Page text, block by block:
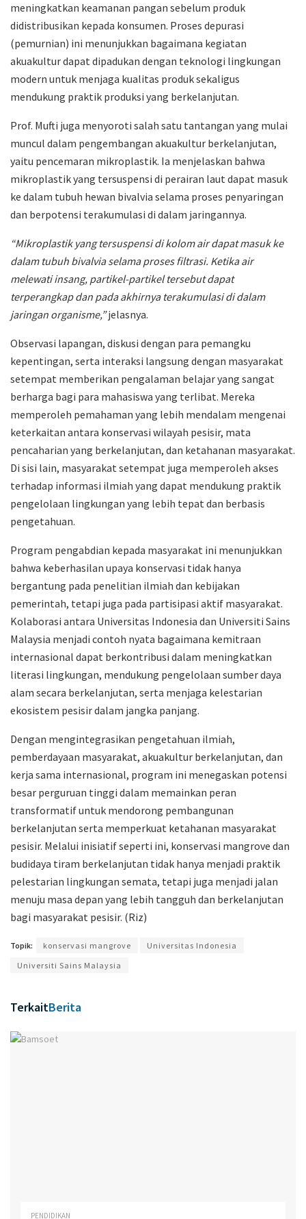
meningkatkan keamanan pangan sebelum produk
didistribusikan kepada konsumen. Proses depurasi
(pemurnian) ini menunjukkan bagaimana kegiatan
akuakultur dapat dipadukan dengan teknologi lingkungan
modern untuk menjaga kualitas produk sekaligus
mendukung praktik produksi yang berkelanjutan.
Prof. Mufti juga menyoroti salah satu tantangan yang mulai
muncul dalam pengembangan akuakultur berkelanjutan,
yaitu pencemaran mikroplastik. Ia menjelaskan bahwa
mikroplastik yang tersuspensi di perairan laut dapat masuk
ke dalam tubuh hewan bivalvia selama proses penyaringan
dan berpotensi terakumulasi di dalam jaringannya.
“Mikroplastik yang tersuspensi di kolom air dapat masuk ke
dalam tubuh bivalvia selama proses filtrasi. Ketika air
melewati insang, partikel-partikel tersebut dapat
terperangkap dan pada akhirnya terakumulasi di dalam
jaringan organisme,”jelasnya.
Observasi lapangan, diskusi dengan para pemangku
kepentingan, serta interaksi langsung dengan masyarakat
setempat memberikan pengalaman belajar yang sangat
berharga bagi para mahasiswa yang terlibat. Mereka
memperoleh pemahaman yang lebih mendalam mengenai
keterkaitan antara konservasi wilayah pesisir, mata
pencaharian yang berkelanjutan, dan ketahanan masyarakat.
Di sisi lain, masyarakat setempat juga memperoleh akses
terhadap informasi ilmiah yang dapat mendukung praktik
pengelolaan lingkungan yang lebih tepat dan berbasis
pengetahuan.
Program pengabdian kepada masyarakat ini menunjukkan
bahwa keberhasilan upaya konservasi tidak hanya
bergantung pada penelitian ilmiah dan kebijakan
pemerintah, tetapi juga pada partisipasi aktif masyarakat.
Kolaborasi antara Universitas Indonesia dan Universiti Sains
Malaysia menjadi contoh nyata bagaimana kemitraan
internasional dapat berkontribusi dalam meningkatkan
literasi lingkungan, mendukung pengelolaan sumber daya
alam secara berkelanjutan, serta menjaga kelestarian
ekosistem pesisir dalam jangka panjang.
Dengan mengintegrasikan pengetahuan ilmiah,
pemberdayaan masyarakat, akuakultur berkelanjutan, dan
kerja sama internasional, program ini menegaskan potensi
besar perguruan tinggi dalam memainkan peran
transformatif untuk mendorong pembangunan
berkelanjutan serta memperkuat ketahanan masyarakat
pesisir. Melalui inisiatif seperti ini, konservasi mangrove dan
budidaya tiram berkelanjutan tidak hanya menjadi praktik
pelestarian lingkungan semata, tetapi juga menjadi jalan
menuju masa depan yang lebih tangguh dan berkelanjutan
bagi masyarakat pesisir. (Riz)
Topik: konservasi mangrove
Universitas Indonesia
Universiti Sains Malaysia
TerkaitBerita
PENDIDIKAN